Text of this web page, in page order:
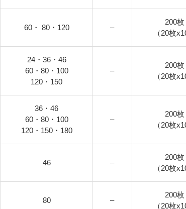
60・ 80・120 –
200枚
（20枚
24・36・46
60・80・100
120・150
–
200枚
（20枚
36・46
60・80・100
120・150・180
–
200枚
（20枚
46 –
200枚
（20枚
80 –
200枚
（20枚